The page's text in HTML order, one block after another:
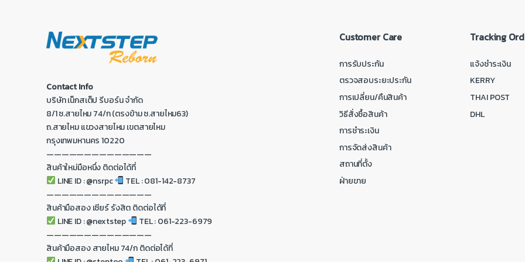
Contact Info
บริษัท เน็กสเต็ป รีบอร์น จำกัด
8/1 ซ.สายไหม 74/ก (ตรงข้าม ซ.สายไหม63)
ถ.สายไหม แขวงสายไหม เขตสายไหม
กรุงเทพมหานคร 10220
——————————————
สินค้าใหม่มือหนึ่ง ติดต่อได้ที่
LINE ID : @nsrpc
TEL : 081-142-8737
——————————————
สินค้ามือสอง เซียร์ รังสิต ติดต่อได้ที่
LINE ID : @nextstep
TEL : 061-223-6979
——————————————
สินค้ามือสอง สายไหม 74/ก ติดต่อได้ที่
Customer Care
การรับประกัน
ตรวจสอบระยะประกัน
การเปลี่ยน/คืนสินค้า
วิธีสั่งซื้อสินค้า
การชำระเงิน
การจัดส่งสินค้า
สถานที่ตั้ง
ฝ่ายขาย
Tracking
แจ้งชำระเงิน
KERRY
THAI POST
DHL